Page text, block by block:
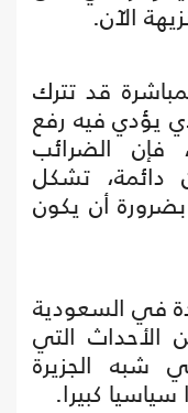
الآن.
قد تترك
يؤدي فيه رفع
فإن الضرائب
دائمة، تشكل
بضرورة أن يكون
في السعودية
التي
شبه الجزيرة
سياسيا كبيرا.